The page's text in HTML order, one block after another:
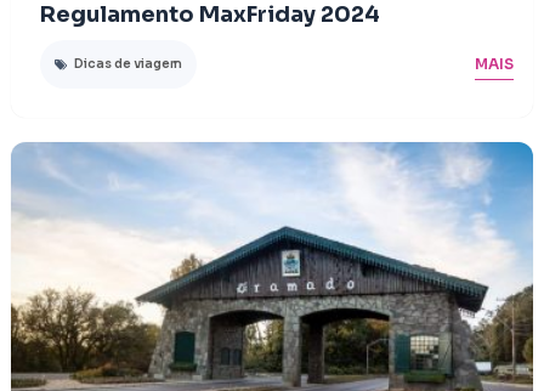
Regulamento MaxFriday 2024
Dicas de viagem MAIS